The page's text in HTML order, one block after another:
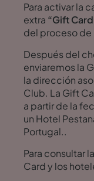
Para activar la
extra “Gift
del proceso de
Después del
enviaremos la
la dirección
Club. La Gift
a partir de la
un Hotel
Portugal..
Para consultar
Card y los